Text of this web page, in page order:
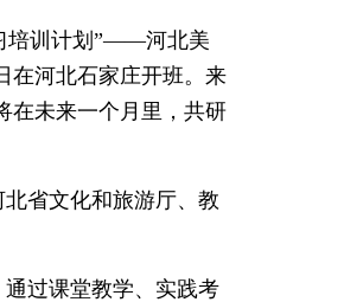
培训计划”——河北美
在河北石家庄开班。来
在未来一个月里，共研
省文化和旅游厅、教
过课堂教学、实践考